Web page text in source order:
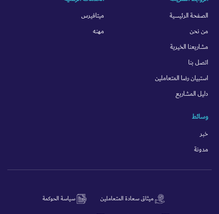
الصفحة الرئيسية
من نحن
مشاريعنا الخيرية
اتصل بنا
استبيان رضا المتعاملين
دليل المشاريع
ميتافيرس
مهنه
وسائط
خبر
مدونة
ميثاق سعادة المتعاملين سياسة الحوكمة